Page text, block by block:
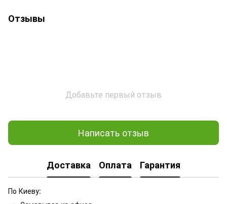
Отзывы
Добавьте первый отзыв
Написать отзыв
Доставка Оплата Гарантия
По Киеву: